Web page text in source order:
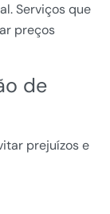
Serviços que
preços
de
prejuízos e